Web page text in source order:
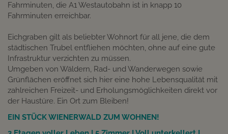
Fahrminuten, die A1 Westautobahn ist in knapp 10
Fahrminuten erreichbar.
Eichgraben gilt als beliebter Wohnort für all jene, die dem
städtischen Trubel entfliehen möchten, ohne auf eine gute
Infrastruktur verzichten zu müssen.
Umgeben von Wäldern, Rad- und Wanderwegen sowie
Grünflächen eröffnet sich hier eine hohe Lebensqualität mit
zahlreichen Freizeit- und Erholungsmöglichkeiten direkt vor
der Haustüre. Ein Ort zum Bleiben!
EIN STÜCK WIENERWALD ZUM WOHNEN!